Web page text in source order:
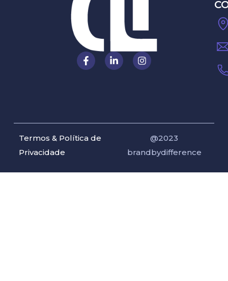
Termos & Política de
Privacidade
@2023
brandbydifference